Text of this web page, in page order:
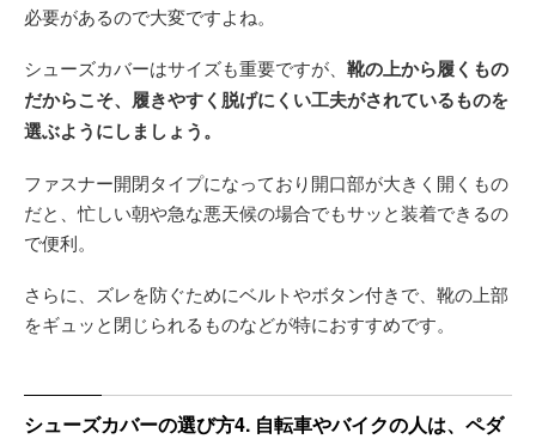
必要があるので大変ですよね。
シューズカバーはサイズも重要ですが、 靴の上から履くもの
だからこそ、履きやすく脱げにくい工夫がされているものを
選ぶようにしましょう。
ファスナー開閉タイプになっており開口部が大きく開くもの
だと、忙しい朝や急な悪天候の場合でもサッと装着できるの
で便利。
さらに、ズレを防ぐためにベルトやボタン付きで、靴の上部
をギュッと閉じられるものなどが特におすすめです。
シューズカバーの選び方4. 自転車やバイクの人は、ペダ